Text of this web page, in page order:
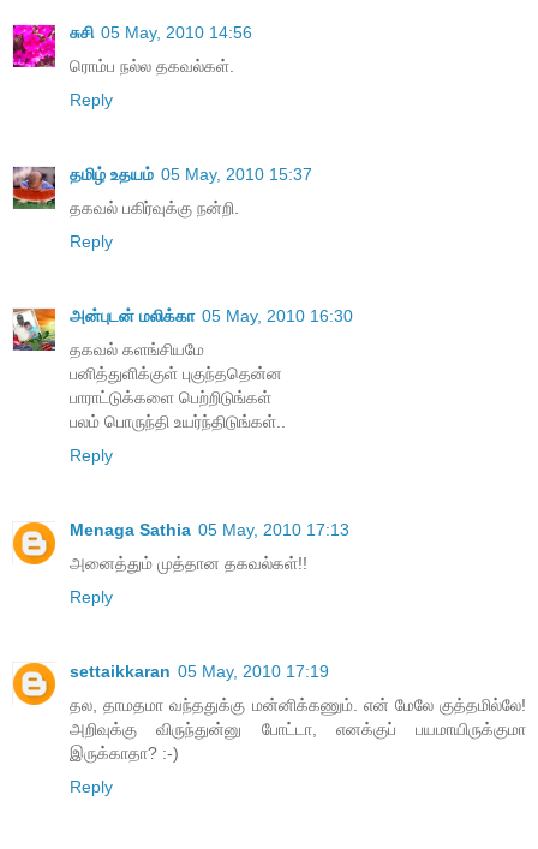
சுசி 05 May, 2010 14:56
ரொம்ப நல்ல தகவல்கள்.
Reply
தமிழ் உதயம் 05 May, 2010 15:37
தகவல் பகிர்வுக்கு நன்றி.
Reply
அன்புடன் மலிக்கா 05 May, 2010 16:30
தகவல் களங்சியமே
பனித்துளிக்குள் புகுந்ததென்ன
பாராட்டுக்களை பெற்றிடுங்கள்
பலம் பொருந்தி உயர்ந்திடுங்கள்..
Reply
Menaga Sathia 05 May, 2010 17:13
அனைத்தும் முத்தான தகவல்கள்!!
Reply
settaikkaran 05 May, 2010 17:19
தல, தாமதமா வந்ததுக்கு மன்னிக்கணும். என் மேலே குத்தமில்லே!
அறிவுக்கு விருந்துன்னு போட்டா, எனக்குப் பயமாயிருக்குமா
இருக்காதா? :-)
Reply